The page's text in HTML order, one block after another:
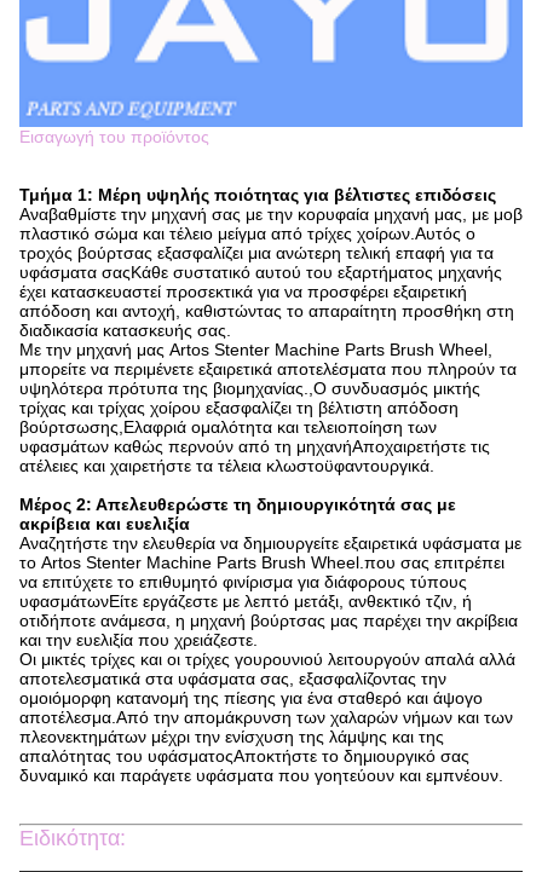
Εισαγωγή του προϊόντος
Τμήμα 1: Μέρη υψηλής ποιότητας για βέλτιστες επιδόσεις
Αναβαθμίστε την μηχανή σας με την κορυφαία μηχανή μας, με μοβ
πλαστικό σώμα και τέλειο μείγμα από τρίχες χοίρων.Αυτός ο
τροχός βούρτσας εξασφαλίζει μια ανώτερη τελική επαφή για τα
υφάσματα σαςΚάθε συστατικό αυτού του εξαρτήματος μηχανής
έχει κατασκευαστεί προσεκτικά για να προσφέρει εξαιρετική
απόδοση και αντοχή, καθιστώντας το απαραίτητη προσθήκη στη
διαδικασία κατασκευής σας.
Με την μηχανή μας Artos Stenter Machine Parts Brush Wheel,
μπορείτε να περιμένετε εξαιρετικά αποτελέσματα που πληρούν τα
υψηλότερα πρότυπα της βιομηχανίας.,Ο συνδυασμός μικτής
τρίχας και τρίχας χοίρου εξασφαλίζει τη βέλτιστη απόδοση
βούρτσωσης,Ελαφριά ομαλότητα και τελειοποίηση των
υφασμάτων καθώς περνούν από τη μηχανήΑποχαιρετήστε τις
ατέλειες και χαιρετήστε τα τέλεια κλωστοϋφαντουργικά.
Μέρος 2: Απελευθερώστε τη δημιουργικότητά σας με
ακρίβεια και ευελιξία
Αναζητήστε την ελευθερία να δημιουργείτε εξαιρετικά υφάσματα με
το Artos Stenter Machine Parts Brush Wheel.που σας επιτρέπει
να επιτύχετε το επιθυμητό φινίρισμα για διάφορους τύπους
υφασμάτωνΕίτε εργάζεστε με λεπτό μετάξι, ανθεκτικό τζιν, ή
οτιδήποτε ανάμεσα, η μηχανή βούρτσας μας παρέχει την ακρίβεια
και την ευελιξία που χρειάζεστε.
Οι μικτές τρίχες και οι τρίχες γουρουνιού λειτουργούν απαλά αλλά
αποτελεσματικά στα υφάσματα σας, εξασφαλίζοντας την
ομοιόμορφη κατανομή της πίεσης για ένα σταθερό και άψογο
αποτέλεσμα.Από την απομάκρυνση των χαλαρών νήμων και των
πλεονεκτημάτων μέχρι την ενίσχυση της λάμψης και της
απαλότητας του υφάσματοςΑποκτήστε το δημιουργικό σας
δυναμικό και παράγετε υφάσματα που γοητεύουν και εμπνέουν.
Ειδικότητα: